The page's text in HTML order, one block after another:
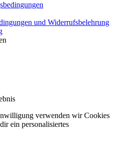
und Widerrufsbelehrung
verwenden wir Cookies
ein personalisiertes